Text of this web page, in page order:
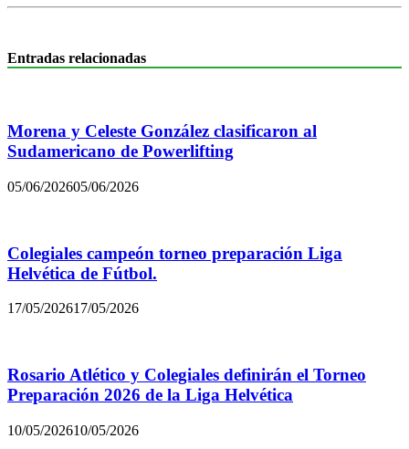
Entradas relacionadas
Morena y Celeste González clasificaron al
Sudamericano de Powerlifting
05/06/202605/06/2026
Colegiales campeón torneo preparación Liga
Helvética de Fútbol.
17/05/202617/05/2026
Rosario Atlético y Colegiales definirán el Torneo
Preparación 2026 de la Liga Helvética
10/05/202610/05/2026